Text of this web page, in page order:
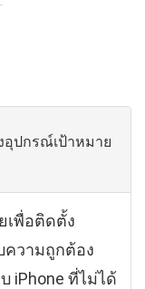
อุปกรณ์เป้าหมาย
เพื่อติดตั้ง
ความถูกต้อง
iPhone ที่ไม่ได้